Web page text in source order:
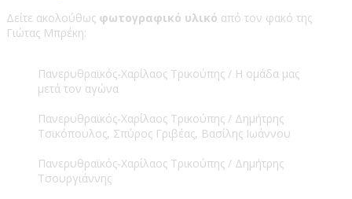
Δείτε ακολούθως φωτογραφικό υλικό από τον φακό της
Γιώτας Μπρέκη:
Πανερυθραϊκός-Χαρίλαος Τρικούπης / Η ομάδα μας
μετά τον αγώνα
Πανερυθραϊκός-Χαρίλαος Τρικούπης / Δημήτρης
Τσικόπουλος, Σπύρος Γριβέας, Βασίλης Ιωάννου
Πανερυθραϊκός-Χαρίλαος Τρικούπης / Δημήτρης
Τσουργιάννης